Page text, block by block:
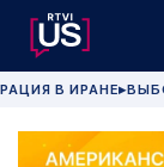
В ИРАНЕ▶